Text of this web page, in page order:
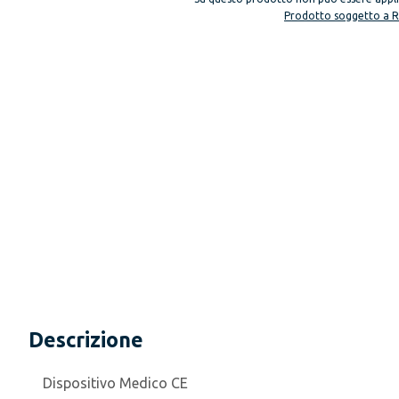
Prodotto soggetto a
Descrizione
Dispositivo Medico CE